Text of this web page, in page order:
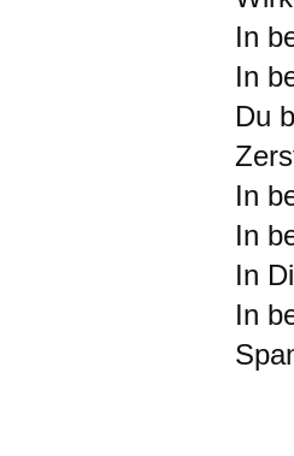
In
In
Du
In
In
In
In